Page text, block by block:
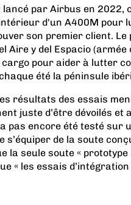
lancé par Airbus en
d'un A400M pour
son premier client.
Aire y del Espacio
cargo pour aider à lutter
été la péninsule
résultats des essais
juste d’être dévoilés et
pas encore été testé sur
s’équiper de la soute
la seule soute «
« les essais d’intégration